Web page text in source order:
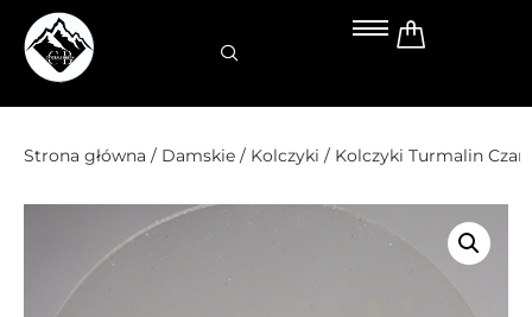
Przejdź
Strona główna / Damskie / Kolczyki / Kolczyki Turmalin